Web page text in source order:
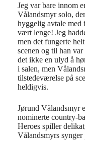
Jeg var bare innom
Vålandsmyr solo,
hyggelig avtale med
vært lenge! Jeg
men det fungerte
scenen og til han
det ikke en ulyd å
i salen, men
tilstedeværelse på
heldigvis.
Jørund Vålandsmyr
nominerte country-
Heroes spiller
Vålandsmyrs synger